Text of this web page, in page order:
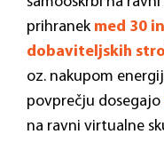
prihranek med 30
dobaviteljskih
oz. nakupom
povprečju dosegajo
na ravni virtualne